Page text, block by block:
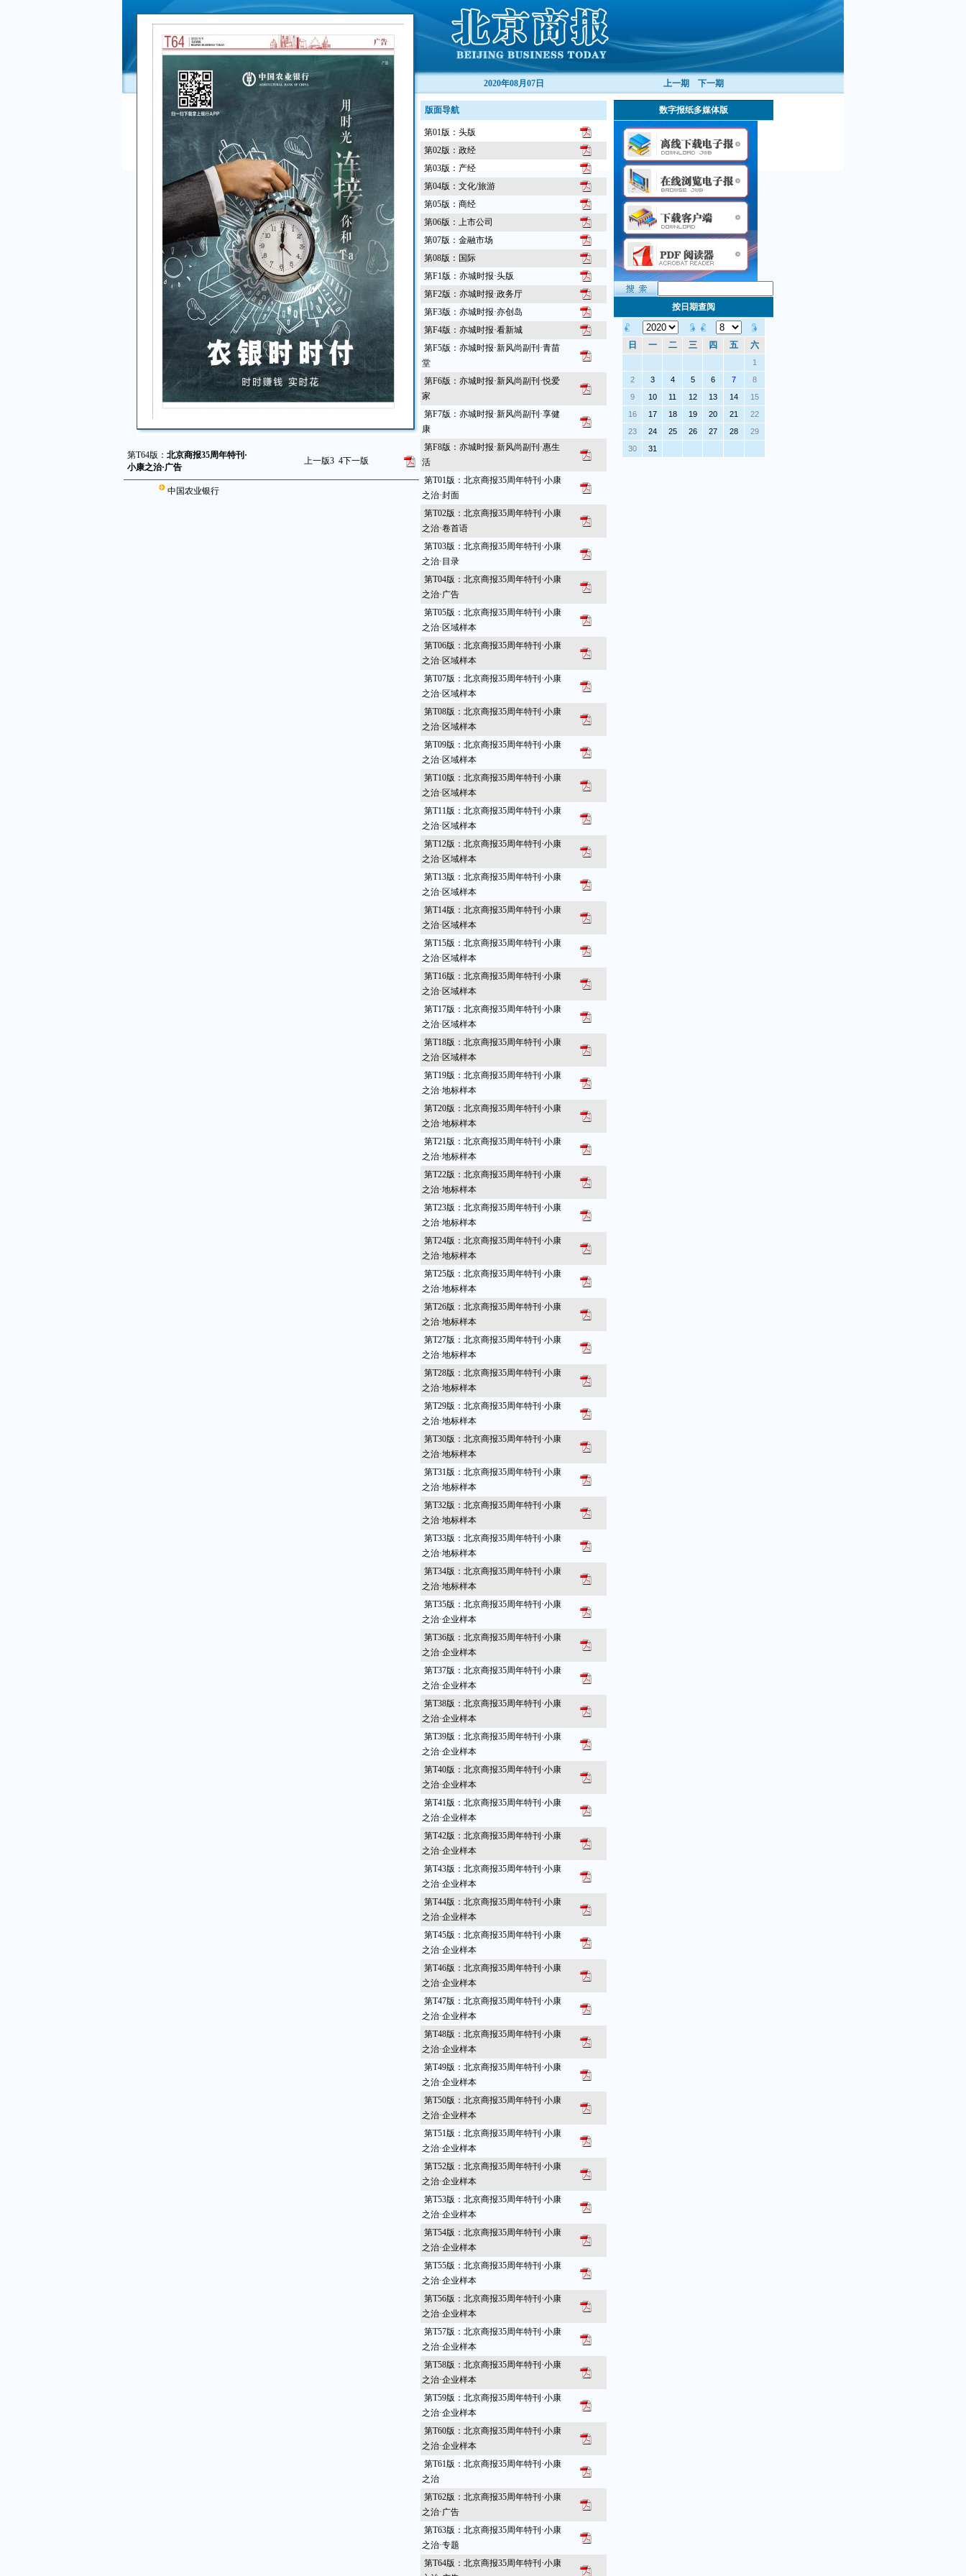
第T64版： 北京商报35周年特刊·
小康之治·广告
上一版3 4下一版
中国农业银行
2020年08月07日
版面导航
第01版：头版
第02版：政经
第03版：产经
第04版：文化/旅游
第05版：商经
第06版：上市公司
第07版：金融市场
第08版：国际
第F1版：亦城时报·头版
第F2版：亦城时报·政务厅
第F3版：亦城时报·亦创岛
第F4版：亦城时报·看新城
第F5版：亦城时报·新风尚副刊·青苗
堂
第F6版：亦城时报·新风尚副刊·悦爱
家
第F7版：亦城时报·新风尚副刊·享健
康
第F8版：亦城时报·新风尚副刊·惠生
活
第T01版：北京商报35周年特刊·小康
之治·封面
第T02版：北京商报35周年特刊·小康
之治·卷首语
第T03版：北京商报35周年特刊·小康
之治·目录
第T04版：北京商报35周年特刊·小康
之治·广告
第T05版：北京商报35周年特刊·小康
之治·区域样本
第T06版：北京商报35周年特刊·小康
之治·区域样本
第T07版：北京商报35周年特刊·小康
之治·区域样本
第T08版：北京商报35周年特刊·小康
之治·区域样本
第T09版：北京商报35周年特刊·小康
之治·区域样本
第T10版：北京商报35周年特刊·小康
之治·区域样本
第T11版：北京商报35周年特刊·小康
之治·区域样本
第T12版：北京商报35周年特刊·小康
之治·区域样本
第T13版：北京商报35周年特刊·小康
之治·区域样本
第T14版：北京商报35周年特刊·小康
之治·区域样本
第T15版：北京商报35周年特刊·小康
之治·区域样本
第T16版：北京商报35周年特刊·小康
之治·区域样本
第T17版：北京商报35周年特刊·小康
之治·区域样本
第T18版：北京商报35周年特刊·小康
之治·区域样本
第T19版：北京商报35周年特刊·小康
之治·地标样本
第T20版：北京商报35周年特刊·小康
之治·地标样本
第T21版：北京商报35周年特刊·小康
之治·地标样本
第T22版：北京商报35周年特刊·小康
之治·地标样本
第T23版：北京商报35周年特刊·小康
之治·地标样本
第T24版：北京商报35周年特刊·小康
之治·地标样本
第T25版：北京商报35周年特刊·小康
之治·地标样本
第T26版：北京商报35周年特刊·小康
之治·地标样本
第T27版：北京商报35周年特刊·小康
之治·地标样本
第T28版：北京商报35周年特刊·小康
之治·地标样本
第T29版：北京商报35周年特刊·小康
之治·地标样本
第T30版：北京商报35周年特刊·小康
之治·地标样本
第T31版：北京商报35周年特刊·小康
之治·地标样本
第T32版：北京商报35周年特刊·小康
之治·地标样本
第T33版：北京商报35周年特刊·小康
之治·地标样本
第T34版：北京商报35周年特刊·小康
之治·地标样本
第T35版：北京商报35周年特刊·小康
之治·企业样本
第T36版：北京商报35周年特刊·小康
之治·企业样本
第T37版：北京商报35周年特刊·小康
之治·企业样本
第T38版：北京商报35周年特刊·小康
之治·企业样本
第T39版：北京商报35周年特刊·小康
之治·企业样本
第T40版：北京商报35周年特刊·小康
之治·企业样本
第T41版：北京商报35周年特刊·小康
之治·企业样本
第T42版：北京商报35周年特刊·小康
之治·企业样本
第T43版：北京商报35周年特刊·小康
之治·企业样本
第T44版：北京商报35周年特刊·小康
之治·企业样本
第T45版：北京商报35周年特刊·小康
之治·企业样本
第T46版：北京商报35周年特刊·小康
之治·企业样本
第T47版：北京商报35周年特刊·小康
之治·企业样本
第T48版：北京商报35周年特刊·小康
之治·企业样本
第T49版：北京商报35周年特刊·小康
之治·企业样本
第T50版：北京商报35周年特刊·小康
之治·企业样本
第T51版：北京商报35周年特刊·小康
之治·企业样本
第T52版：北京商报35周年特刊·小康
之治·企业样本
第T53版：北京商报35周年特刊·小康
之治·企业样本
第T54版：北京商报35周年特刊·小康
之治·企业样本
第T55版：北京商报35周年特刊·小康
之治·企业样本
第T56版：北京商报35周年特刊·小康
之治·企业样本
第T57版：北京商报35周年特刊·小康
之治·企业样本
第T58版：北京商报35周年特刊·小康
之治·企业样本
第T59版：北京商报35周年特刊·小康
之治·企业样本
第T60版：北京商报35周年特刊·小康
之治·企业样本
第T61版：北京商报35周年特刊·小康
之治
第T62版：北京商报35周年特刊·小康
之治·广告
第T63版：北京商报35周年特刊·小康
之治·专题
第T64版：北京商报35周年特刊·小康
上一期 下一期
数字报纸多媒体版
按日期查阅
日 一 二 三 四 五 六
1
2
3 4 5 6 7
8
9
10 11 12 13 14
15
16
17 18 19 20 21
22
23
24 25 26 27 28
29
30
31